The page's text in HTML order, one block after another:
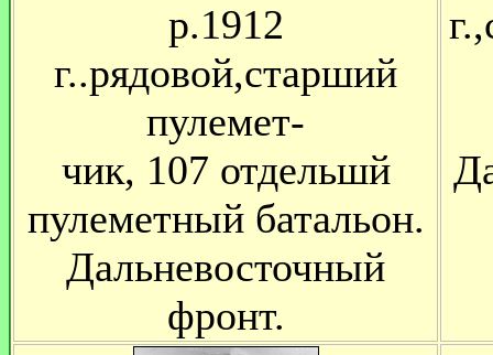
р.1912
г..рядовой,старший
пулемет-
чик, 107 отдельшй
пулеметный батальон.
Дальневосточный
фронт.